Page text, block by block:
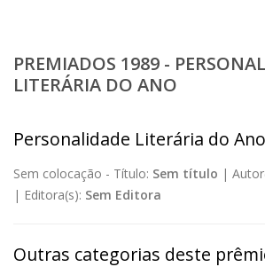
PREMIADOS 1989 -
LITERÁRIA DO ANO
Personalidade Literária do Ano
Sem colocação - Título: Sem título |
| Editora(s): Sem Editora
Outras categorias deste